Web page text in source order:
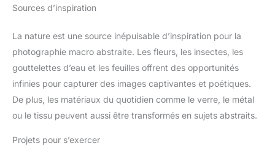
Sources d’inspiration
La nature est une source inépuisable d’inspiration pour la
photographie macro abstraite. Les fleurs, les insectes, les
gouttelettes d’eau et les feuilles offrent des opportunités
infinies pour capturer des images captivantes et poétiques.
De plus, les matériaux du quotidien comme le verre, le métal
ou le tissu peuvent aussi être transformés en sujets abstraits.
Projets pour s’exercer